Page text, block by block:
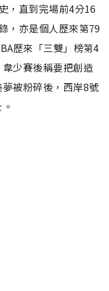
，直到完場前4分16
，亦是個人歷來第79
歷來「三雙」榜第4
少賽後稱要把創造
被粉碎後，西岸8號